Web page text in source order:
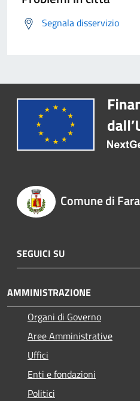
Segnala disservizio
Comune di
SEGUICI SU
AMMINISTRAZIONE
Organi di Governo
Aree Amministrative
Uffici
Enti e fondazioni
Politici